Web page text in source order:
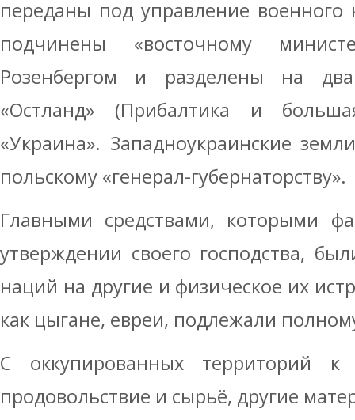
переданы под управление военного
подчинены «восточному
Розенбергом и разделены на два
«Остланд» (Прибалтика и
«Украина». Западноукраинские
польскому «генерал-губернаторству».
Главными средствами, которыми
утверждении своего господства,
наций на другие и физическое их
как цыгане, евреи, подлежали
С оккупированных территорий к
продовольствие и сырьё, другие